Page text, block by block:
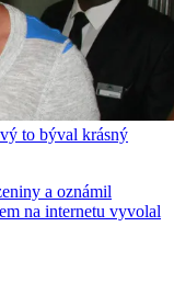
to býval krásný
a oznámil
na internetu vyvolal